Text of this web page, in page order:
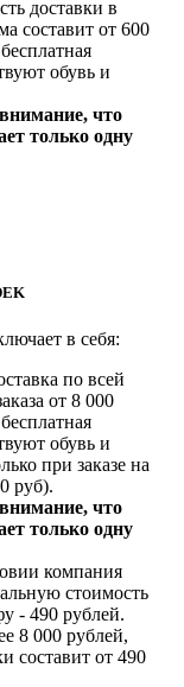
доставки в
составит от 600
обувь и
что
только одну
в себя:
по всей
от 8 000
обувь и
при заказе на
руб).
что
только одну
компания
стоимость
- 490 рублей.
8 000 рублей,
составит от 490